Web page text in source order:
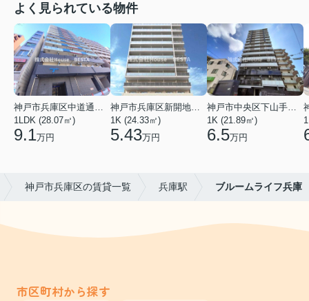
よく見られている物件
1LDK (28.07㎡)
9.1万円
1K (24.33㎡)
5.43万円
1K (21.89㎡)
6.5万円
神戸市兵庫区の賃貸一覧 兵庫駅 ブルームライフ兵庫
市区町村から探す